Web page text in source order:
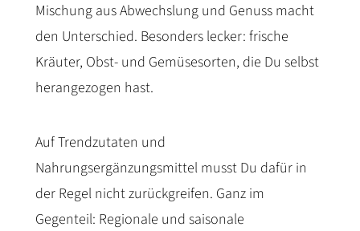
Mischung aus Abwechslung und Genuss macht
den Unterschied. Besonders lecker: frische
Kräuter, Obst- und Gemüsesorten, die Du selbst
herangezogen hast.
Auf Trendzutaten und
Nahrungsergänzungsmittel musst Du dafür in
der Regel nicht zurückgreifen. Ganz im
Gegenteil: Regionale und saisonale